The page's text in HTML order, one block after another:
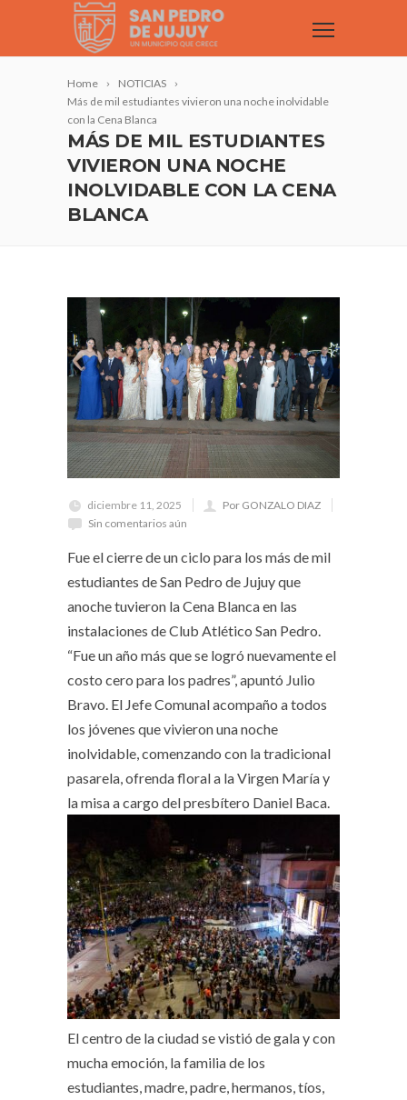
Home
NOTICIAS
Más de mil estudiantes vivieron una noche inolvidable
con la Cena Blanca
MÁS DE MIL ESTUDIANTES
VIVIERON UNA NOCHE
INOLVIDABLE CON LA CENA
BLANCA
diciembre 11, 2025
Por GONZALO DIAZ
Sin comentarios aún
Fue el cierre de un ciclo para los más de mil
estudiantes de San Pedro de Jujuy que
anoche tuvieron la Cena Blanca en las
instalaciones de Club Atlético San Pedro.
“Fue un año más que se logró nuevamente el
costo cero para los padres”, apuntó Julio
Bravo. El Jefe Comunal acompaño a todos
los jóvenes que vivieron una noche
inolvidable, comenzando con la tradicional
pasarela, ofrenda floral a la Virgen María y
la misa a cargo del presbítero Daniel Baca.
El centro de la ciudad se vistió de gala y con
mucha emoción, la familia de los
estudiantes, madre, padre, hermanos, tíos,